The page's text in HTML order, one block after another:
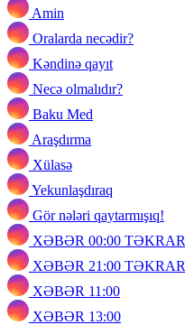
Amin
Oralarda necədir?
Kəndinə qayıt
Necə olmalıdır?
Baku Med
Araşdırma
Xülasə
Yekunlaşdıraq
Gör nələri qaytarmışıq!
XƏBƏR 00:00 TƏKRAR
XƏBƏR 21:00 TƏKRAR
XƏBƏR 11:00
XƏBƏR 13:00